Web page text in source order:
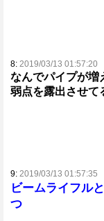
8: 2019/03/13 01:57:20
なんでパイプが増
弱点を露出させて
9: 2019/03/13 01:57:35
ビームライフル
つ